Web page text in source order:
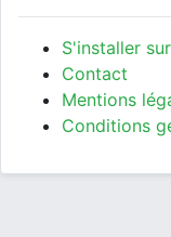
S'installer
Contact
Mentions
Conditions